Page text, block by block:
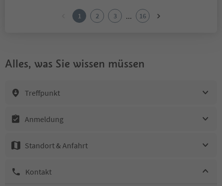
1 2 3 ... 16
Alles, was Sie wissen müssen
Treffpunkt
Anmeldung
Standort & Anfahrt
Kontakt